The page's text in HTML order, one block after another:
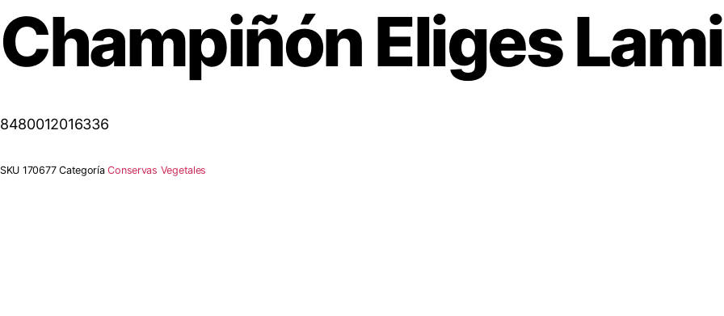
Champiñón Eliges
8480012016336
SKU 170677Categoría Conservas Vegetales